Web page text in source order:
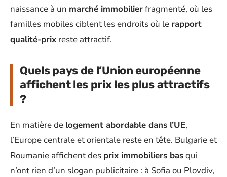
naissance à un marché immobilierfragmenté, où les
familles mobiles ciblent les endroits où le rapport
qualité-prix reste attractif.
Quels pays de l’Union européenne
affichent les prix les plus attractifs
?
En matière de logement abordable dans l’UE,
l’Europe centrale et orientale reste en tête. Bulgarie et
Roumanie affichent des prix immobiliers basqui
n’ont rien d’un slogan publicitaire : à Sofia ou Plovdiv,